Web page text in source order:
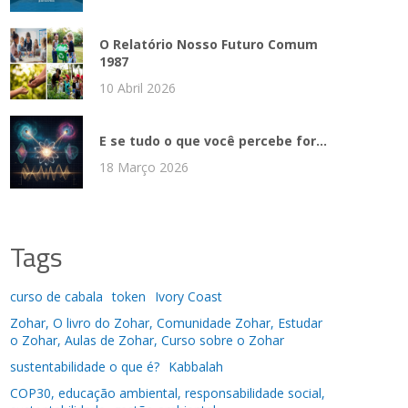
O Relatório Nosso Futuro Comum
1987
10 Abril 2026
E se tudo o que você percebe for...
18 Março 2026
Tags
curso de cabala token
Ivory Coast
Zohar, O livro do Zohar, Comunidade Zohar, Estudar
o Zohar, Aulas de Zohar, Curso sobre o Zohar
sustentabilidade o que é? Kabbalah
COP30, educação ambiental, responsabilidade social,